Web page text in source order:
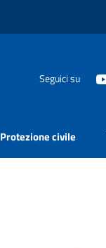
Seguici su
Protezione civile